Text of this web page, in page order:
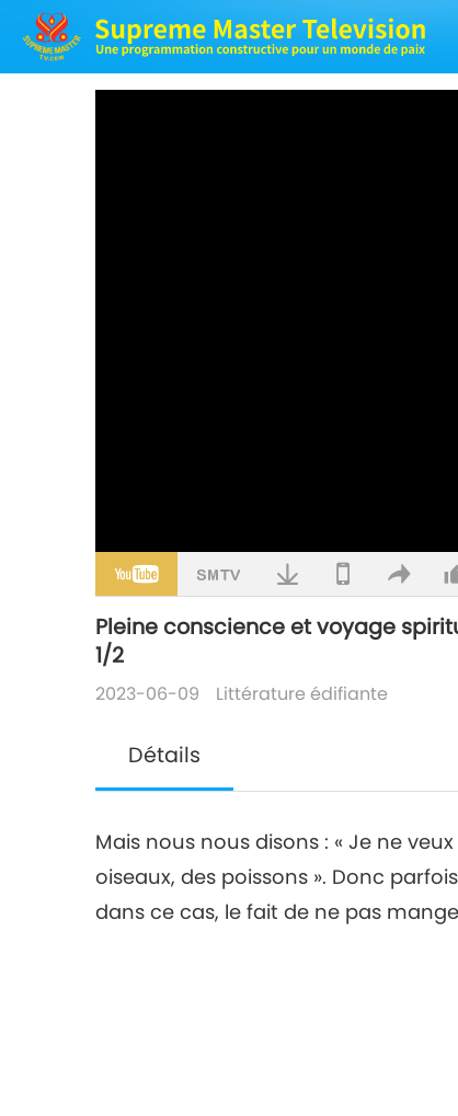
Pleine conscience et voyage
1/2
2023-06-09 Littérature édifiante
Détails
Mais nous nous disons : « Je ne
oiseaux, des poissons ». Donc
dans ce cas, le fait de ne pas